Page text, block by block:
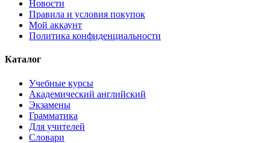
Новости
Правила и условия покупок
Мой аккаунт
Политика конфиденциальности
Каталог
Учебные курсы
Академический английский
Экзамены
Грамматика
Для учителей
Словари